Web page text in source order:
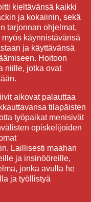
kieltävänsä kaikki
ja kokaiinin, sekä
tarjonnan ohjelmat,
käynnistävänsä
ja käyttävänsä
Hoitoon
niille, jotka ovat
aikovat palauttaa
tilapäisten
työpaikat menisivät
opiskelijoiden
Laillisesti maahan
ja insinööreille,
jonka avulla he
ja työllistyä